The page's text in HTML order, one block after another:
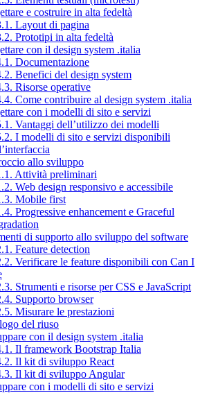
e costruire in alta fedeltà
Layout di pagina
Prototipi in alta fedeltà
con il design system .italia
Documentazione
Benefici del design system
Risorse operative
Come contribuire al design system .italia
con i modelli di sito e servizi
Vantaggi dell’utilizzo dei modelli
I modelli di sito e servizi disponibili
allo sviluppo
Attività preliminari
Web design responsivo e accessibile
Mobile first
Progressive enhancement e Graceful
di supporto allo sviluppo del software
Feature detection
Verificare le feature disponibili con Can I
Strumenti e risorse per CSS e JavaScript
Supporto browser
Misurare le prestazioni
del riuso
con il design system .italia
Il framework Bootstrap Italia
Il kit di sviluppo React
Il kit di sviluppo Angular
con i modelli di sito e servizi